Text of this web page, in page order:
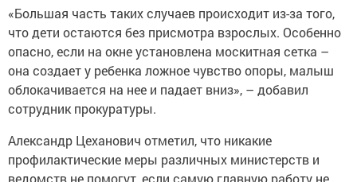
«Большая часть таких случаев происходит из-за того,
что дети остаются без присмотра взрослых. Особенно
опасно, если на окне установлена москитная сетка –
она создает у ребенка ложное чувство опоры, малыш
облокачивается на нее и падает вниз», – добавил
сотрудник прокуратуры.
Александр Цеханович отметил, что никакие
профилактические меры различных министерств и